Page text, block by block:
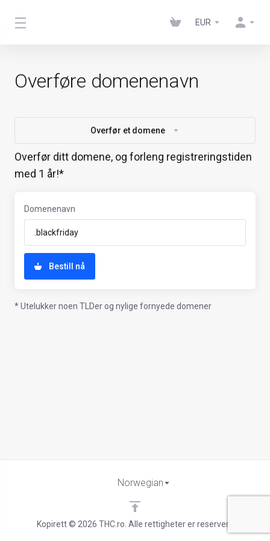
EUR
Overføre domenenavn
Overfør et domene
Overfør ditt domene, og forleng registreringstiden
med 1 år!*
Domenenavn
Bestill nå
* Utelukker noen TLDer og nylige fornyede domener
Kopirett © 2026 THC.ro. Alle rettigheter er reservert.
Norwegian